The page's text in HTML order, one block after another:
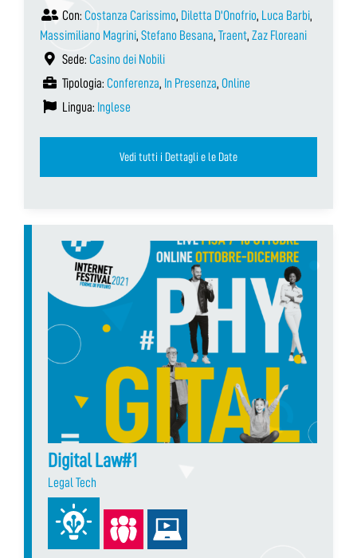
Con: Costanza Carissimo, Diletta D'Onofrio, Luca Barbi,
Massimiliano Magrini, Stefano Besana, Traent, Zaz Floreani
Sede: Casino dei Nobili
Tipologia: Conferenza, In Presenza, Online
Lingua: Inglese
Vedi tutti i Dettagli e le Date
Digital Law#1
Legal Tech